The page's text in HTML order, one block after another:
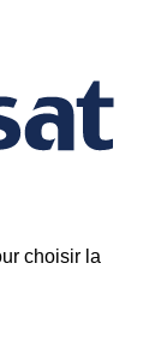
choisir la